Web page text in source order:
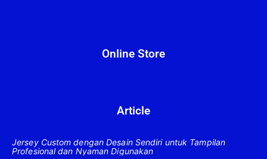
Online Store
Article
Jersey Custom dengan Desain Sendiri untuk Tampilan
Profesional dan Nyaman Digunakan